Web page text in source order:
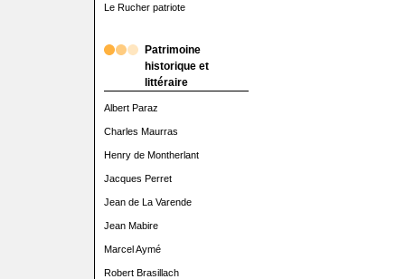
Le Rucher patriote
Patrimoine
historique et
littéraire
Albert Paraz
Charles Maurras
Henry de Montherlant
Jacques Perret
Jean de La Varende
Jean Mabire
Marcel Aymé
Robert Brasillach